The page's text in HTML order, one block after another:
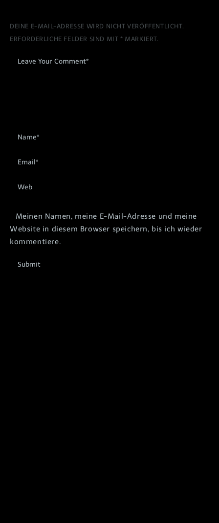
DEINE E-MAIL-ADRESSE WIRD NICHT VERÖFFENTLICHT.
ERFORDERLICHE FELDER SIND MIT* MARKIERT.
Meinen Namen, meine E-Mail-Adresse und meine
Website in diesem Browser speichern, bis ich wieder
kommentiere.
Submit